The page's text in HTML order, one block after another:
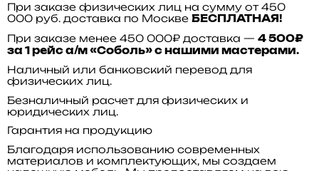
При заказе физических лиц на сумму от 450
000 руб. доставка по Москве БЕСПЛАТНАЯ!
При заказе менее 450 000₽ доставка — 4 500₽
за 1 рейс а/м «Соболь» с нашими мастерами.
Наличный или банковский перевод для
физических лиц.
Безналичный расчет для физических и
юридических лиц.
Гарантия на продукцию
Благодаря использованию современных
материалов и комплектующих, мы создаем